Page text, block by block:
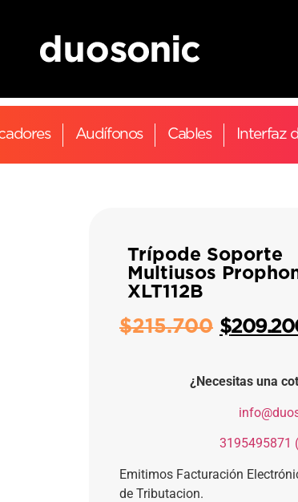
Audífonos Cables Interfaz
Trípode Soporte
Multiusos
XLT112B
$215.700 $
¿Necesitas una
3195495871
Emitimos Facturación
de Tributacion.